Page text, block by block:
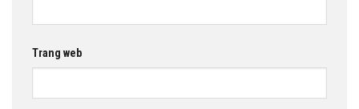
Trang web